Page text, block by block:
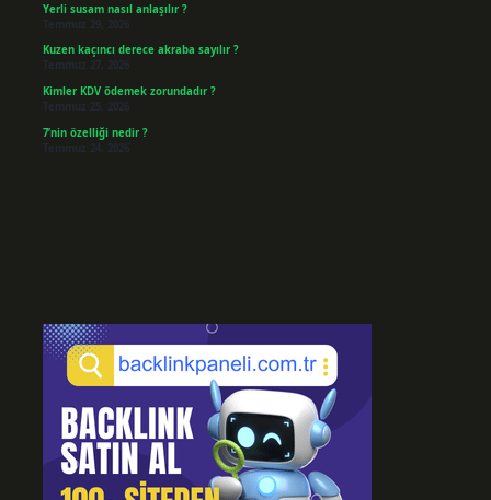
Yerli susam nasıl anlaşılır ?
Temmuz 29, 2026
Kuzen kaçıncı derece akraba sayılır ?
Temmuz 27, 2026
Kimler KDV ödemek zorundadır ?
Temmuz 25, 2026
7’nin özelliği nedir ?
Temmuz 24, 2026